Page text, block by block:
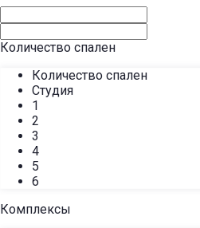
Количество спален
Количество спален
Студия
1
2
3
4
5
6
Комплексы